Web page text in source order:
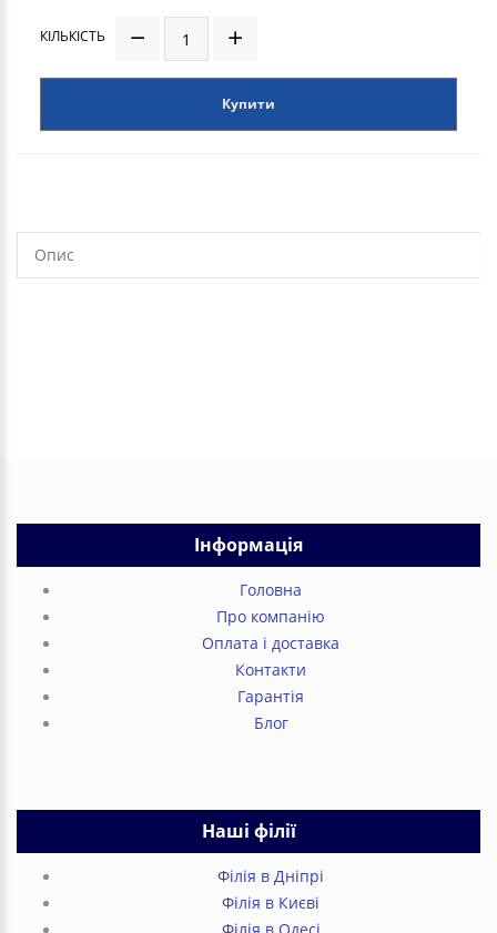
КІЛЬКІСТЬ
Купити
Опис
Інформація
Головна
Про компанію
Оплата і доставка
Контакти
Гарантія
Блог
Наші філії
Філія в Дніпрі
Філія в Києві